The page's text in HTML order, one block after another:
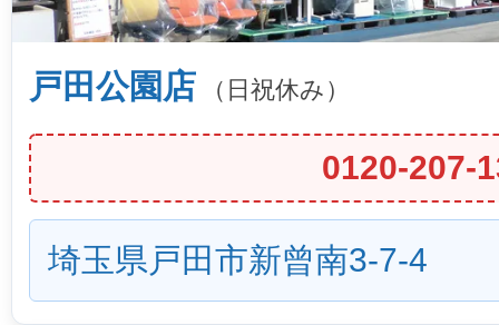
戸田公園店 （日祝休み）
0120-207-
埼玉県戸田市新曾南3-7-4